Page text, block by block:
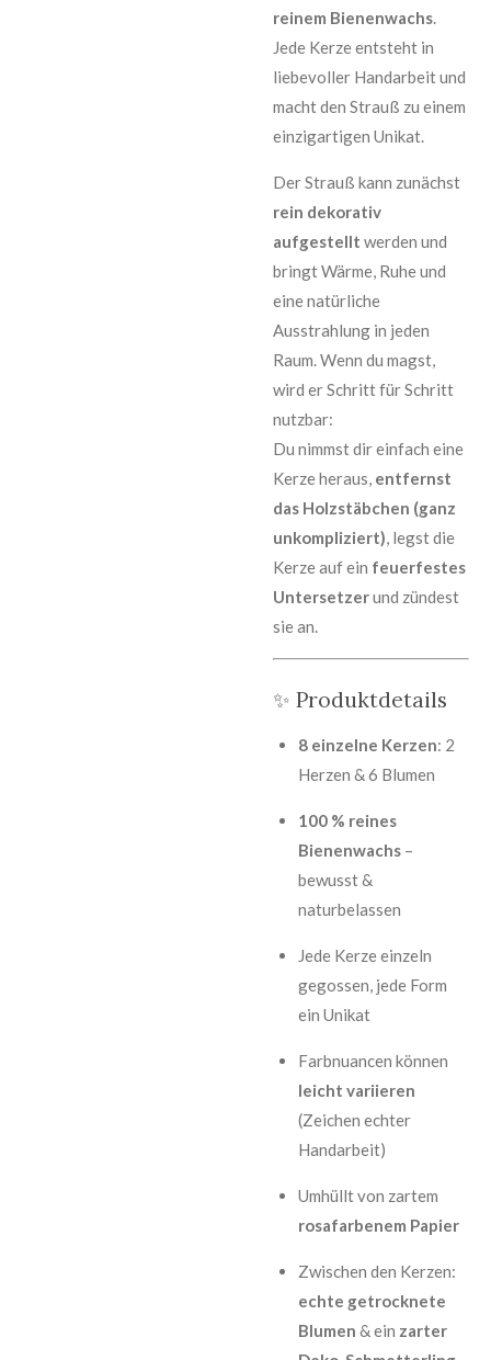
reinem Bienenwachs.
Jede Kerze entsteht in
liebevoller Handarbeit und
macht den Strauß zu einem
einzigartigen Unikat.
Der Strauß kann zunächst
rein dekorativ
aufgestellt werden und
bringt Wärme, Ruhe und
eine natürliche
Ausstrahlung in jeden
Raum. Wenn du magst,
wird er Schritt für Schritt
nutzbar:
Du nimmst dir einfach eine
Kerze heraus, entfernst
das Holzstäbchen (ganz
unkompliziert), legst die
Kerze auf ein feuerfestes
Untersetzerund zündest
sie an.
✨ Produktdetails
8 einzelne Kerzen: 2
Herzen & 6 Blumen
100 % reines
Bienenwachs–
bewusst &
naturbelassen
Jede Kerze einzeln
gegossen, jede Form
ein Unikat
Farbnuancen können
leicht variieren
(Zeichen echter
Handarbeit)
Umhüllt von zartem
rosafarbenem Papier
Zwischen den Kerzen:
echte getrocknete
Blumen & ein zarter